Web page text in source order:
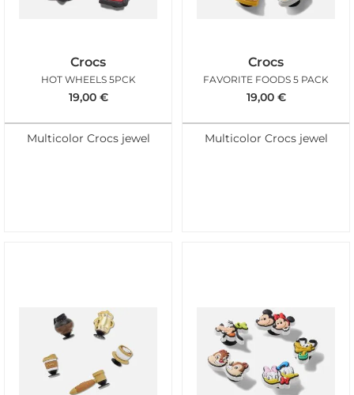
Crocs
HOT WHEELS 5PCK
19,00 €
Multicolor Crocs jewel
Crocs
FAVORITE FOODS 5 PACK
19,00 €
Multicolor Crocs jewel